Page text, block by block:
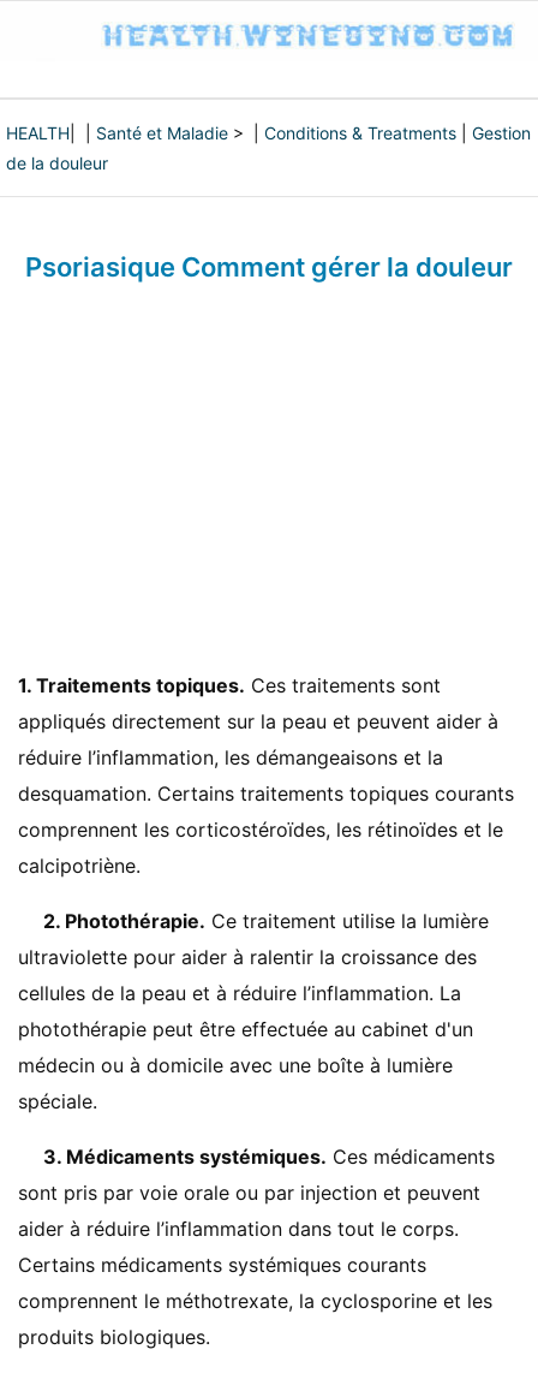
HEALTH Santé et Maladie > | Conditions & Treatments
Gestion
de la douleur
Psoriasique Comment gérer la douleur
1. Traitements topiques. Ces traitements sont
appliqués directement sur la peau et peuvent aider à
réduire l’inflammation, les démangeaisons et la
desquamation. Certains traitements topiques courants
comprennent les corticostéroïdes, les rétinoïdes et le
calcipotriène.
2. Photothérapie. Ce traitement utilise la lumière
ultraviolette pour aider à ralentir la croissance des
cellules de la peau et à réduire l’inflammation. La
photothérapie peut être effectuée au cabinet d'un
médecin ou à domicile avec une boîte à lumière
spéciale.
3. Médicaments systémiques. Ces médicaments
sont pris par voie orale ou par injection et peuvent
aider à réduire l’inflammation dans tout le corps.
Certains médicaments systémiques courants
comprennent le méthotrexate, la cyclosporine et les
produits biologiques.